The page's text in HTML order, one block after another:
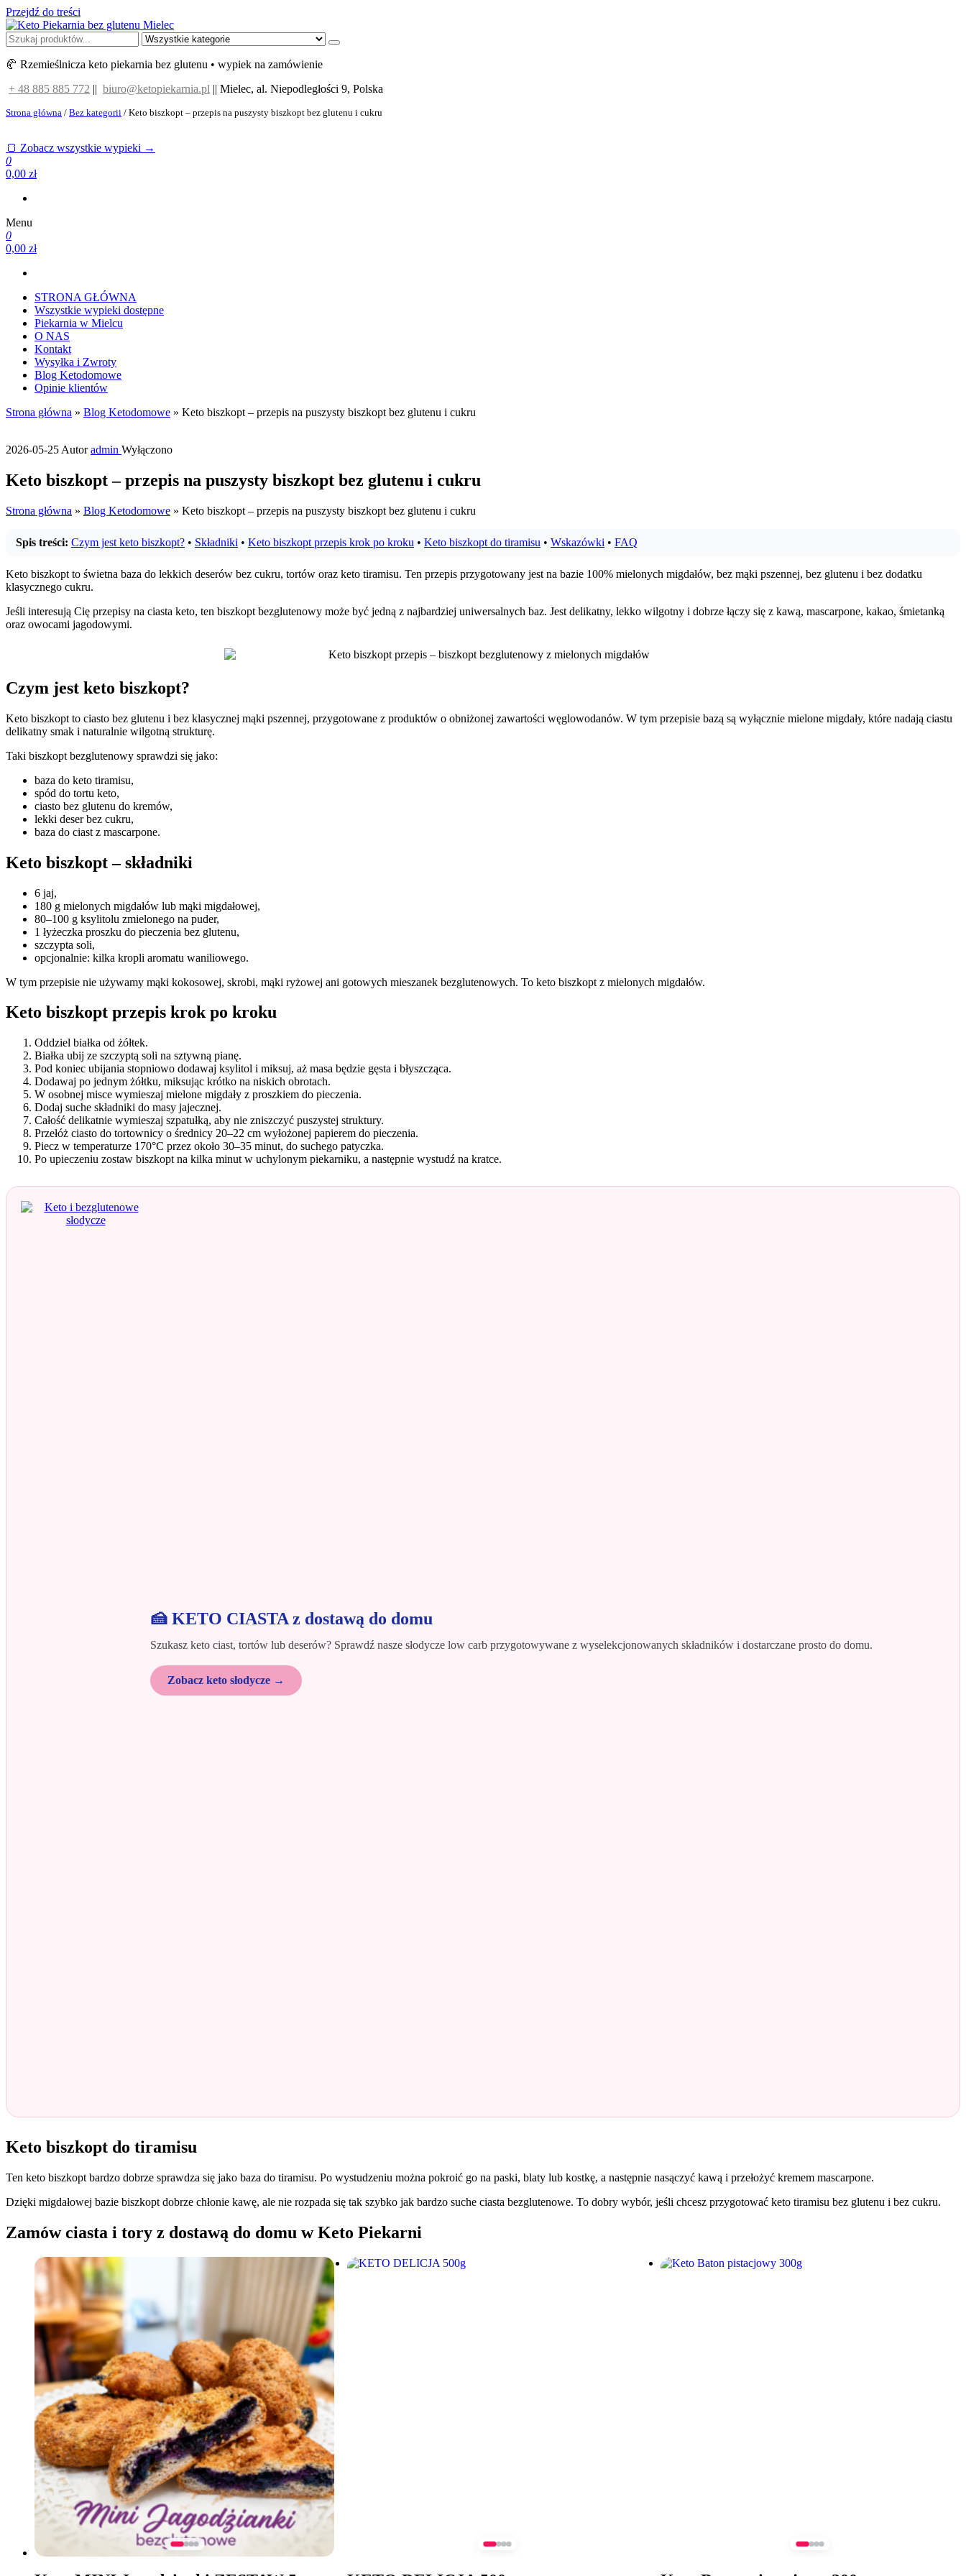
Przejdź do treści
Keto Piekarnia bez glutenu Mielec
Piekarnia bez glutenu i z niskiem IG
🥐 Rzemieślnicza keto piekarnia bez glutenu • wypiek na zamówienie
+ 48 885 885 772 || biuro@ketopiekarnia.pl || Mielec, al. Niepodległości 9, Polska
Strona główna / Bez kategorii / Keto biszkopt – przepis na puszysty biszkopt bez glutenu i cukru
🍞 Zobacz wszystkie wypieki →
0
0,00 zł
Menu
0
0,00 zł
STRONA GŁÓWNA
Wszystkie wypieki dostępne
Piekarnia w Mielcu
O NAS
Kontakt
Wysyłka i Zwroty
Blog Ketodomowe
Opinie klientów
Strona główna » Blog Ketodomowe » Keto biszkopt – przepis na puszysty biszkopt bez glutenu i cukru
2026-05-25 Autor admin Wyłączono
Keto biszkopt – przepis na puszysty biszkopt bez glutenu i cukru
Strona główna » Blog Ketodomowe » Keto biszkopt – przepis na puszysty biszkopt bez glutenu i cukru
Spis treści: Czym jest keto biszkopt? • Składniki • Keto biszkopt przepis krok po kroku • Keto biszkopt do tiramisu • Wskazówki • FAQ
Keto biszkopt to świetna baza do lekkich deserów bez cukru, tortów oraz keto tiramisu. Ten przepis przygotowany jest na bazie 100% mielonych migdałów, bez mąki pszennej, bez glutenu i bez dodatku
klasycznego cukru.
Jeśli interesują Cię przepisy na ciasta keto, ten biszkopt bezglutenowy może być jedną z najbardziej uniwersalnych baz. Jest delikatny, lekko wilgotny i dobrze łączy się z kawą, mascarpone, kakao, śmietanką
oraz owocami jagodowymi.
Czym jest keto biszkopt?
Keto biszkopt to ciasto bez glutenu i bez klasycznej mąki pszennej, przygotowane z produktów o obniżonej zawartości węglowodanów. W tym przepisie bazą są wyłącznie mielone migdały, które nadają ciastu
delikatny smak i naturalnie wilgotną strukturę.
Taki biszkopt bezglutenowy sprawdzi się jako:
baza do keto tiramisu,
spód do tortu keto,
ciasto bez glutenu do kremów,
lekki deser bez cukru,
baza do ciast z mascarpone.
Keto biszkopt – składniki
6 jaj,
180 g mielonych migdałów lub mąki migdałowej,
80–100 g ksylitolu zmielonego na puder,
1 łyżeczka proszku do pieczenia bez glutenu,
szczypta soli,
opcjonalnie: kilka kropli aromatu waniliowego.
W tym przepisie nie używamy mąki kokosowej, skrobi, mąki ryżowej ani gotowych mieszanek bezglutenowych. To keto biszkopt z mielonych migdałów.
Keto biszkopt przepis krok po kroku
Oddziel białka od żółtek.
Białka ubij ze szczyptą soli na sztywną pianę.
Pod koniec ubijania stopniowo dodawaj ksylitol i miksuj, aż masa będzie gęsta i błyszcząca.
Dodawaj po jednym żółtku, miksując krótko na niskich obrotach.
W osobnej misce wymieszaj mielone migdały z proszkiem do pieczenia.
Dodaj suche składniki do masy jajecznej.
Całość delikatnie wymieszaj szpatułką, aby nie zniszczyć puszystej struktury.
Przełóż ciasto do tortownicy o średnicy 20–22 cm wyłożonej papierem do pieczenia.
Piecz w temperaturze 170°C przez około 30–35 minut, do suchego patyczka.
Po upieczeniu zostaw biszkopt na kilka minut w uchylonym piekarniku, a następnie wystudź na kratce.
🍰 KETO CIASTA z dostawą do domu
Szukasz keto ciast, tortów lub deserów? Sprawdź nasze słodycze low carb przygotowywane z wyselekcjonowanych składników i dostarczane prosto do domu.
Zobacz keto słodycze →
Keto biszkopt do tiramisu
Ten keto biszkopt bardzo dobrze sprawdza się jako baza do tiramisu. Po wystudzeniu można pokroić go na paski, blaty lub kostkę, a następnie nasączyć kawą i przełożyć kremem mascarpone.
Dzięki migdałowej bazie biszkopt dobrze chłonie kawę, ale nie rozpada się tak szybko jak bardzo suche ciasta bezglutenowe. To dobry wybór, jeśli chcesz przygotować keto tiramisu bez glutenu i bez cukru.
Zamów ciasta i tory z dostawą do domu w Keto Piekarni